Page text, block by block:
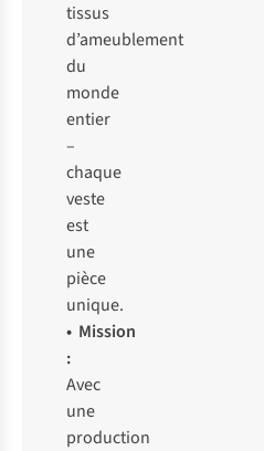
tissus
d’ameublement
du
monde
entier
–
chaque
veste
est
une
pièce
unique.
• Mission
:
Avec
une
production